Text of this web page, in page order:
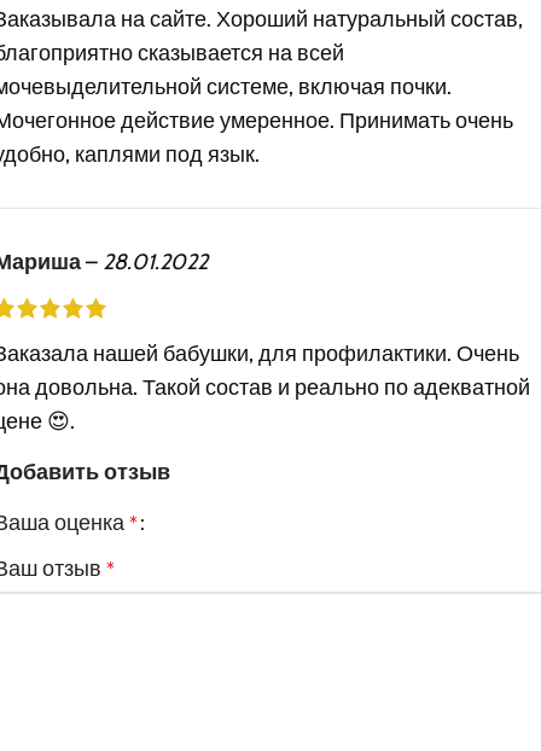
на сайте. Хороший натуральный состав,
сказывается на всей
системе, включая почки.
действие умеренное. Принимать очень
каплями под язык.
– 28.01.2022
нашей бабушки, для профилактики. Очень
довольна. Такой состав и реально по адекватной
😍.
отзыв
оценка *
отзыв *